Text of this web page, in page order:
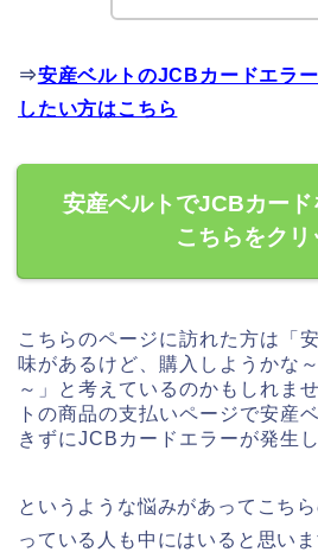
⇒安産ベルトのJCBカードエラ
したい方はこちら
安産ベルトでJCBカード
こちらをクリ
こちらのページに訪れた方は「
味があるけど、購入しようかな
～」と考えているのかもしれま
トの商品の支払いページで安産
きずにJCBカードエラーが発生
というような悩みがあってこち
っている人も中にはいると思い